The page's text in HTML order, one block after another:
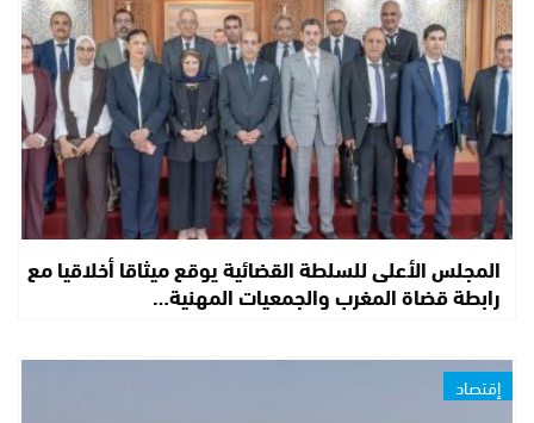
المجلس الأعلى للسلطة القضائية يوقع ميثاقا أخلاقيا مع
رابطة قضاة المغرب والجمعيات المهنية…
إقتصاد